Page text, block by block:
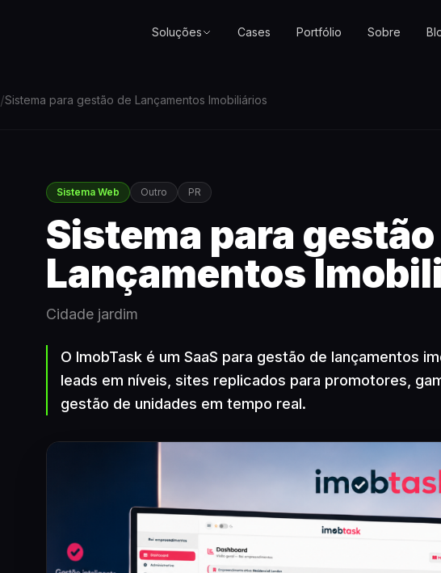
Soluções Cases Portfólio Sobre
/Sistema para gestão de Lançamentos Imobiliários
Sistema Web Outro PR
Sistema para gestão
Lançamentos
Cidade jardim
O ImobTask é um SaaS para gestão de lançamentos
leads em níveis, sites replicados para promotores,
gestão de unidades em tempo real.